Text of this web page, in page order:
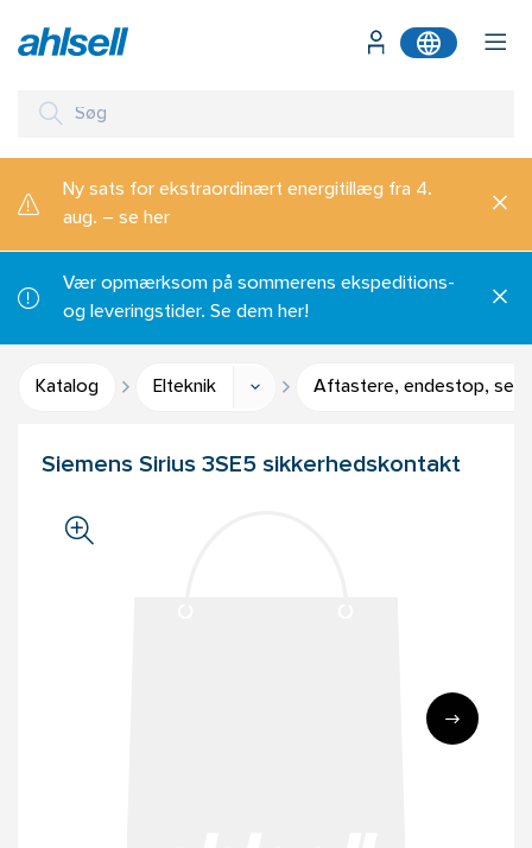
Ny sats for ekstraordinært energitillæg fra 4.
aug. – se her
Vær opmærksom på sommerens ekspeditions-
og leveringstider. Se dem her!
Katalog Elteknik Aftastere, endestop,
Siemens Sirius 3SE5 sikkerhedskontakt